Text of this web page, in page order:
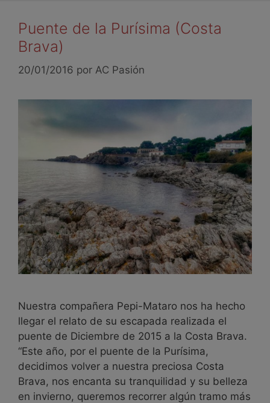
Puente de la Purísima (Costa
Brava)
20/01/2016 por AC Pasión
Nuestra compañera Pepi-Mataro nos ha hecho
llegar el relato de su escapada realizada el
puente de Diciembre de 2015 a la Costa Brava.
“Este año, por el puente de la Purísima,
decidimos volver a nuestra preciosa Costa
Brava, nos encanta su tranquilidad y su belleza
en invierno, queremos recorrer algún tramo más